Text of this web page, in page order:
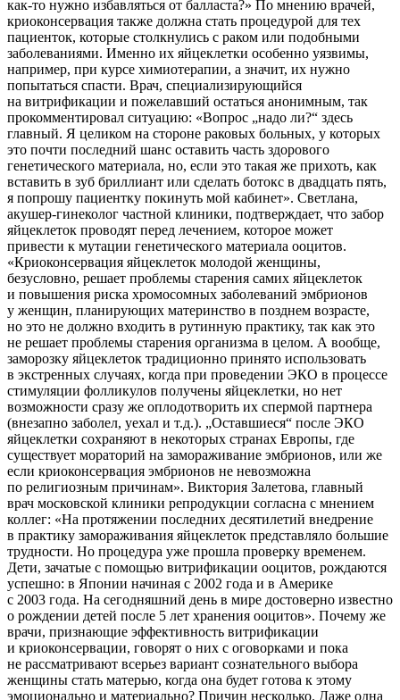
как-то нужно избавляться от балласта?» По мнению врачей,
криоконсервация также должна стать процедурой для тех
пациенток, которые столкнулись с раком или подобными
заболеваниями. Именно их яйцеклетки особенно уязвимы,
например, при курсе химиотерапии, а значит, их нужно
попытаться спасти. Врач, специализирующийся
на витрификации и пожелавший остаться анонимным, так
прокомментировал ситуацию: «Вопрос „надо ли?“ здесь
главный. Я целиком на стороне раковых больных, у которых
это почти последний шанс оставить часть здорового
генетического материала, но, если это такая же прихоть, как
вставить в зуб бриллиант или сделать ботокс в двадцать пять,
я попрошу пациентку покинуть мой кабинет». Светлана,
акушер-гинеколог частной клиники, подтверждает, что забор
яйцеклеток проводят перед лечением, которое может
привести к мутации генетического материала ооцитов.
«Криоконсервация яйцеклеток молодой женщины,
безусловно, решает проблемы старения самих яйцеклеток
и повышения риска хромосомных заболеваний эмбрионов
у женщин, планирующих материнство в позднем возрасте,
но это не должно входить в рутинную практику, так как это
не решает проблемы старения организма в целом. А вообще,
заморозку яйцеклеток традиционно принято использовать
в экстренных случаях, когда при проведении ЭКО в процессе
стимуляции фолликулов получены яйцеклетки, но нет
возможности сразу же оплодотворить их спермой партнера
(внезапно заболел, уехал и т.д.). „Оставшиеся“ после ЭКО
яйцеклетки сохраняют в некоторых странах Европы, где
существует мораторий на замораживание эмбрионов, или же
если криоконсервация эмбрионов не невозможна
по религиозным причинам». Виктория Залетова, главный
врач московской клиники репродукции согласна с мнением
коллег: «На протяжении последних десятилетий внедрение
в практику замораживания яйцеклеток представляло большие
трудности. Но процедура уже прошла проверку временем.
Дети, зачатые с помощью витрификации ооцитов, рождаются
успешно: в Японии начиная с 2002 года и в Америке
с 2003 года. На сегодняшний день в мире достоверно известно
о рождении детей после 5 лет хранения ооцитов». Почему же
врачи, признающие эффективность витрификации
и криоконсервации, говорят о них с оговорками и пока
не рассматривают всерьез вариант сознательного выбора
женщины стать матерью, когда она будет готова к этому
эмоционально и материально? Причин несколько. Даже одна